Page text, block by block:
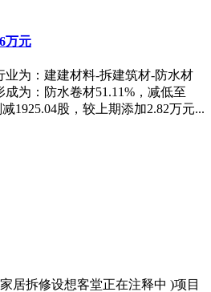
万元
业为：建建材料-拆建筑材-防水材
为：防水卷材51.11%，减低至
1925.04股，较上期添加2.82万元...
居拆修设想客堂正在注释中 )项目